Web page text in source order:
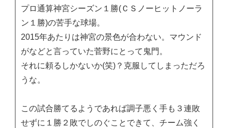
プロ通算神宮シーズン１勝(ＣＳノーヒットノーラ
ン１勝)の苦手な球場。
2015年あたりは神宮の景色が合わない。マウンド
がなどと言っていた菅野にとって鬼門。
それに頼るしかないか(笑)？克服してしまっただろ
うな。
この試合勝てるようであれば調子悪く手も３連敗
せずに１勝２敗でしのぐことできて、チーム強く